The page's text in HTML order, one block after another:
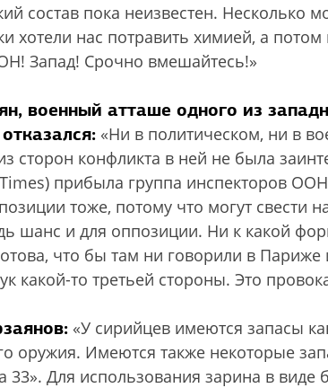
состав пока неизвестен. Несколько
хотели нас потравить химией, а
Запад! Срочно вмешайтесь!»
военный атташе одного из
«Ни в политическом, ни в
сторон конфликта в ней не была
прибыла группа инспекторов
тоже, потому что могут свести
шанс и для оппозиции. Ни к какой
что бы там ни говорили в Париже
какой-то третьей стороны. Это
«У сирийцев имеются запасы
оружия. Имеются также некоторые
33». Для использования зарина в